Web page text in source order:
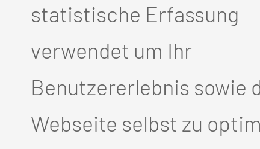
B. Qualitätszirkel, M&M-
statistische Erfassung
verwendet um Ihr
Benutzererlebnis sowie
Webseite selbst zu